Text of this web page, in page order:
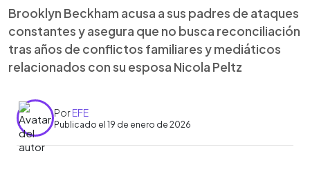
Brooklyn Beckham acusa a sus padres de ataques
constantes y asegura que no busca reconciliación
tras años de conflictos familiares y mediáticos
relacionados con su esposa Nicola Peltz
PorEFE
Publicado el 19 de enero de 2026